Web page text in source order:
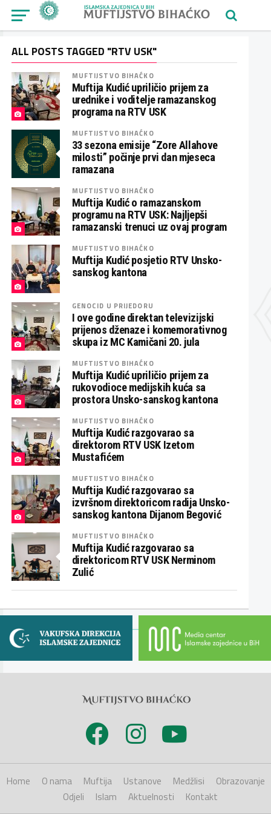
ALL POSTS TAGGED "RTV USK"
MUFTIJSTVO BIHAĆKO
Muftija Kudić upriličio prijem za
urednike i voditelje ramazanskog
programa na RTV USK
MUFTIJSTVO BIHAĆKO
33 sezona emisije “Zore Allahove
milosti” počinje prvi dan mjeseca
ramazana
MUFTIJSTVO BIHAĆKO
Muftija Kudić o ramazanskom
programu na RTV USK: Najljepši
ramazanski trenuci uz ovaj program
MUFTIJSTVO BIHAĆKO
Muftija Kudić posjetio RTV Unsko-
sanskog kantona
GENOCID U PRIJEDORU
I ove godine direktan televizijski
prijenos dženaze i komemorativnog
skupa iz MC Kamičani 20. jula
MUFTIJSTVO BIHAĆKO
Muftija Kudić upriličio prijem za
rukovodioce medijskih kuća sa
prostora Unsko-sanskog kantona
MUFTIJSTVO BIHAĆKO
Muftija Kudić razgovarao sa
direktorom RTV USK Izetom
Mustafićem
MUFTIJSTVO BIHAĆKO
Muftija Kudić razgovarao sa
izvršnom direktoricom radija Unsko-
sanskog kantona Dijanom Begović
MUFTIJSTVO BIHAĆKO
Muftija Kudić razgovarao sa
direktoricom RTV USK Nerminom
Zulić
Home O nama Muftija Ustanove Medžlisi
Obrazovanje
Odjeli
Islam Aktuelnosti Kontakt